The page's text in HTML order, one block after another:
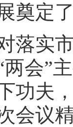
奠定
实市
会”
功夫
会议